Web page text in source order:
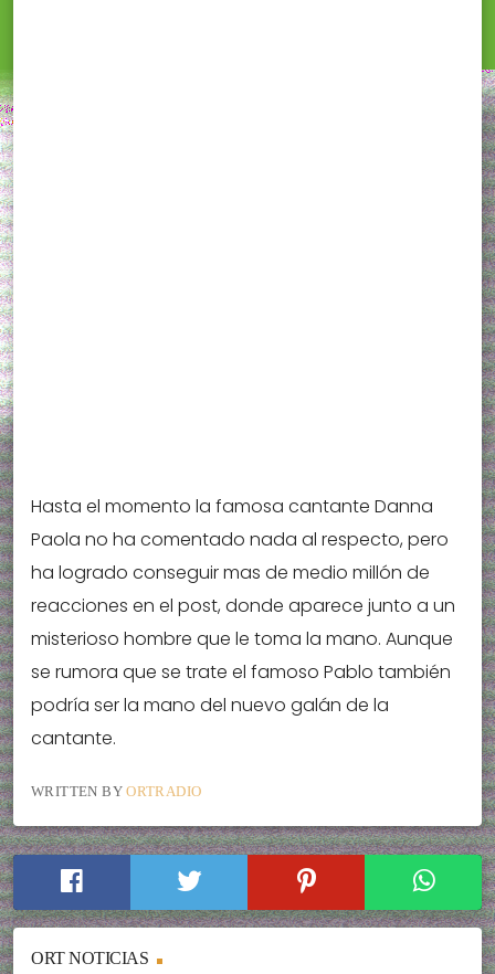
Hasta el momento la famosa cantante Danna
Paola no ha comentado nada al respecto, pero
ha logrado conseguir mas de medio millón de
reacciones en el post, donde aparece junto a un
misterioso hombre que le toma la mano. Aunque
se rumora que se trate el famoso Pablo también
podría ser la mano del nuevo galán de la
cantante.
WRITTEN BYORTRADIO
ORT NOTICIAS